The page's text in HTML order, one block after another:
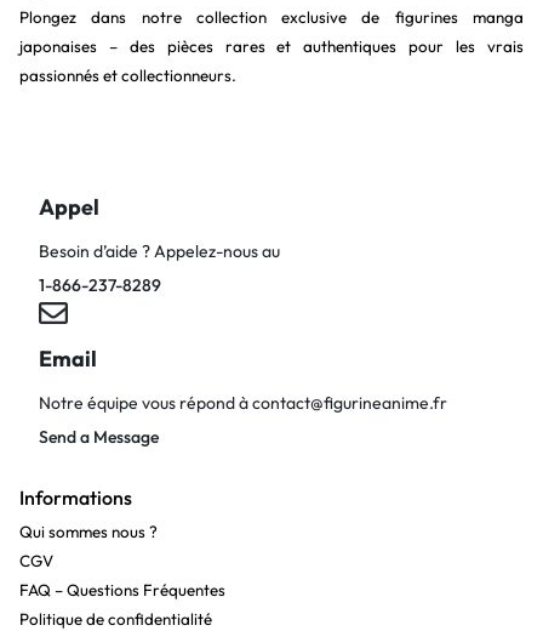
Plongez dans notre collection exclusive de figurines manga
japonaises – des pièces rares et authentiques pour les vrais
passionnés et collectionneurs.
Appel
Besoin d’aide ? Appelez-nous au
1-866-237-8289
Email
Notre équipe vous répond àcontact@figurineanime.fr
Send a Message
Informations
Qui sommes nous ?
CGV
FAQ – Questions Fréquentes
Politique de confidentialité